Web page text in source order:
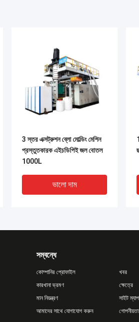
3 স্তর এক্সট্রুশন ব্লো মোল্ডিং মেশিন
প্রস্তুতকারক এইচডিপিই জল বোতল
1000L
ভালো দাম
সম্বন্ধে
কোম্পানির প্রোফাইল
কারখানা ভ্রমণ
মান নিয়ন্ত্রণ
আমাদের সাথে যোগাযোগ করুন
খবর
ক্ষেত্রে
সাইট ম্যাপ
গোপনীয়তা